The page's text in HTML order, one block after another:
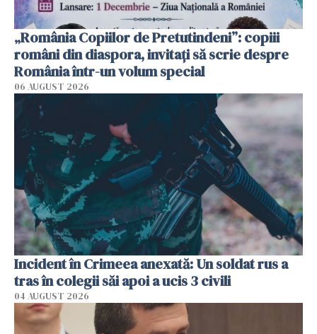
„România Copiilor de Pretutindeni”: copiii
români din diaspora, invitați să scrie despre
România într-un volum special
06 AUGUST 2026
Incident în Crimeea anexată: Un soldat rus a
tras în colegii săi apoi a ucis 3 civili
04 AUGUST 2026